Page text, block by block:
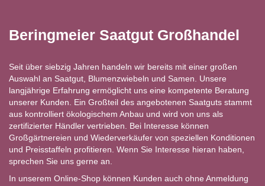
Beringmeier Saatgut Großhandel
Seit über siebzig Jahren handeln wir bereits mit einer großen
Auswahl an Saatgut, Blumenzwiebeln und Samen. Unsere
langjährige Erfahrung ermöglicht uns eine kompetente Beratung
unserer Kunden. Ein Großteil des angebotenen Saatguts stammt
aus kontrolliert ökologischem Anbau und wird von uns als
zertifizierter Händler vertrieben. Bei Interesse können
Großgärtnereien und Wiederverkäufer von speziellen Konditionen
und Preisstaffeln profitieren. Wenn Sie Interesse hieran haben,
sprechen Sie uns gerne an.
In unserem Online-Shop können Kunden auch ohne Anmeldung